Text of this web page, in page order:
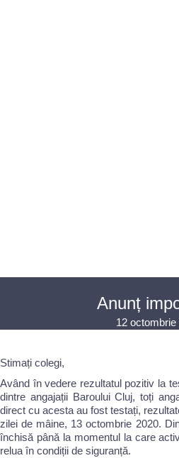
Anunț
12 octombrie
Stimați colegi,
Având în vedere rezultatul pozitiv la
dintre angajații Baroului Cluj, toți
direct cu acesta au fost testați,
zilei de mâine, 13 octombrie 2020.
închisă până la momentul la care
relua în condiții de siguranță.